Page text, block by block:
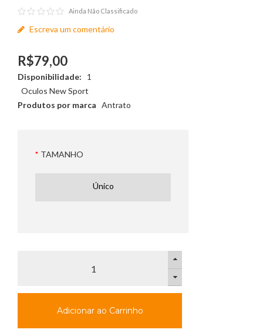
Ainda Não Classificado
Escreva um comentário
R$79,00
Disponibilidade:
1
Oculos New Sport
Produtos por marca Antrato
TAMANHO
Único
Adicionar ao Carrinho